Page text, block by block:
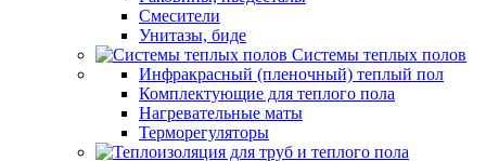
Смесители
Унитазы, биде
Системы теплых полов
Инфракрасный (пленочный) теплый пол
Комплектующие для теплого пола
Нагревательные маты
Терморегуляторы